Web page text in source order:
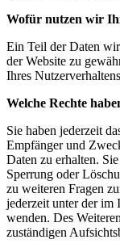
Wofür nutzen wir
Ein Teil der Daten
der Website zu
Ihres
Welche Rechte
Sie haben jederzeit
Empfänger und
Daten zu erhalten.
Sperrung oder
zu weiteren Fragen
jederzeit unter der im
wenden. Des
zuständigen